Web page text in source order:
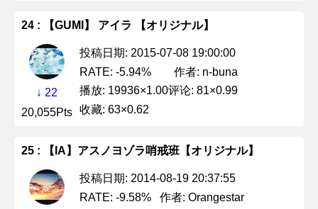
24 : 【GUMI】 アイラ 【オリジナル】
↓ 22
20,055Pts
投稿日期: 2015-07-08 19:00:00
RATE: -5.94%
作者: n-buna
播放: 19936×1.00评论: 81×0.99
收藏: 63×0.62
25 : 【IA】アスノヨゾラ哨戒班【オリジナル】
投稿日期: 2014-08-19 20:37:55
RATE: -9.58%
作者: Orangestar